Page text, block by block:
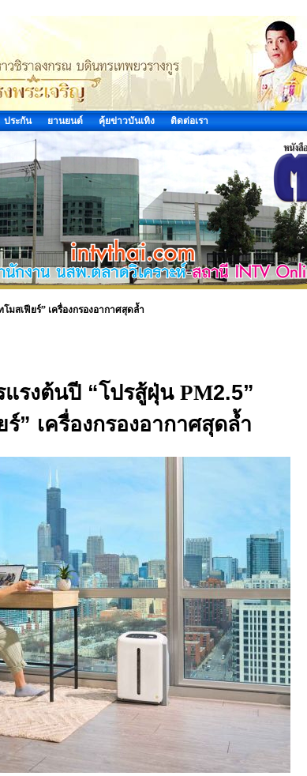
ประกัน ยานยนต์ คุ้ยข่าวบันเทิง ติดต่อเรา
มสเฟียร์” เครื่องกรองอากาศสุดล้ำ
แรงต้นปี “โปรสู้ฝุ่น PM2.5”
” เครื่องกรองอากาศสุดล้ำ